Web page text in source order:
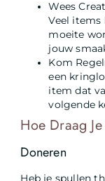
Wees
Veel items
moeite
jouw
Kom
een
item dat
volgende
Hoe Draag
Doneren
Heb je spullen